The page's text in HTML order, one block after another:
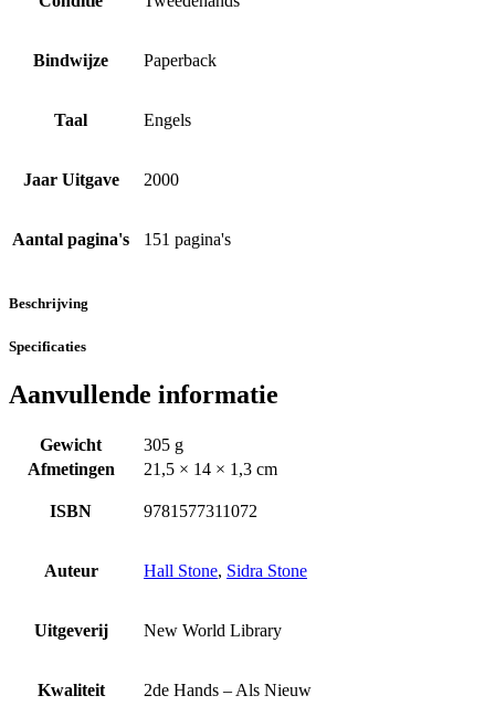
Bindwijze Paperback
Taal Engels
Jaar Uitgave 2000
Aantal pagina's 151 pagina's
Beschrijving
Specificaties
Aanvullende informatie
Gewicht
305 g
Afmetingen
21,5 × 14 × 1,3 cm
ISBN 9781577311072
Auteur Hall Stone, Sidra Stone
Uitgeverij New World Library
Kwaliteit 2de Hands – Als Nieuw